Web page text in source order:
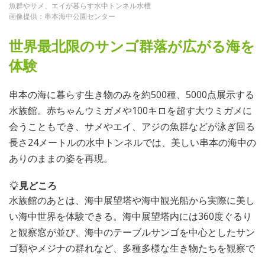
魚群やサメ、エイが暮らす水中トンネル水槽
画像提供：串本海中公園センター
世界最北限のサンゴ群落が広がる海を
体験
串本の海に暮らす生き物のみを約500種、5000点展示する
水族館。赤ちゃんウミガメや100キロを超す大ウミガメに
会うこともでき、サメやエイ、アジの魚群などが泳ぎ回る
長さ24メートルの水中トンネルでは、美しい串本の海中の
ありのままの姿を再現。
見どころ
水族館のあとは、海中展望塔や海中観光船から実際に美し
い海中世界を体験できる。海中展望塔内には360度ぐるり
と観察窓が並び、海中のテーブルサンゴを中心としたサン
ゴ類やメジナの群れなど、多種多様な生き物たちを観察で